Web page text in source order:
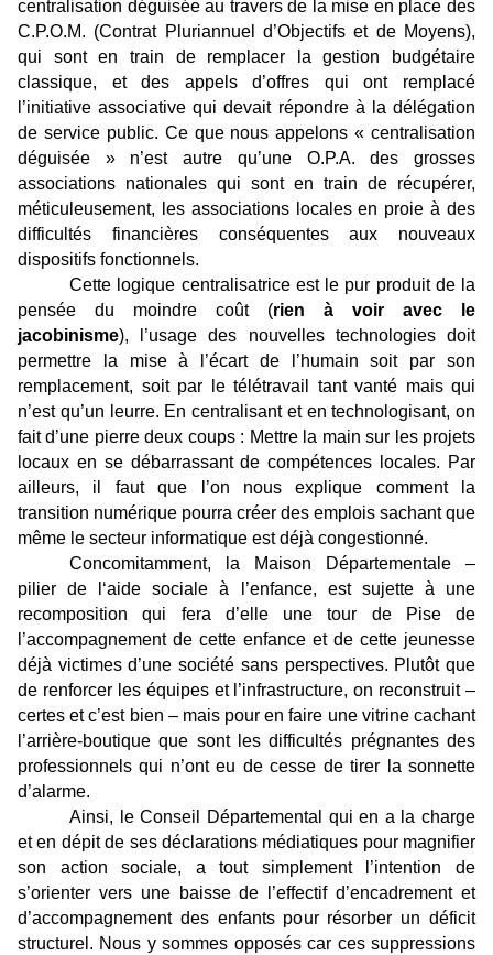
centralisation déguisée au travers de la mise en place des
C.P.O.M. (Contrat Pluriannuel d’Objectifs et de Moyens),
qui sont en train de remplacer la gestion budgétaire
classique, et des appels d’offres qui ont remplacé
l’initiative associative qui devait répondre à la délégation
de service public. Ce que nous appelons « centralisation
déguisée » n’est autre qu’une O.P.A. des grosses
associations nationales qui sont en train de récupérer,
méticuleusement, les associations locales en proie à des
difficultés financières conséquentes aux nouveaux
dispositifs fonctionnels.
Cette logique centralisatrice est le pur produit de la
pensée du moindre coût (rien à voir avec le
jacobinisme), l’usage des nouvelles technologies doit
permettre la mise à l’écart de l’humain soit par son
remplacement, soit par le télétravail tant vanté mais qui
n’est qu’un leurre. En centralisant et en technologisant, on
fait d’une pierre deux coups : Mettre la main sur les projets
locaux en se débarrassant de compétences locales. Par
ailleurs, il faut que l’on nous explique comment la
transition numérique pourra créer des emplois sachant que
même le secteur informatique est déjà congestionné.
Concomitamment, la Maison Départementale –
pilier de l‘aide sociale à l’enfance, est sujette à une
recomposition qui fera d’elle une tour de Pise de
l’accompagnement de cette enfance et de cette jeunesse
déjà victimes d’une société sans perspectives. Plutôt que
de renforcer les équipes et l’infrastructure, on reconstruit –
certes et c’est bien – mais pour en faire une vitrine cachant
l’arrière-boutique que sont les difficultés prégnantes des
professionnels qui n’ont eu de cesse de tirer la sonnette
d’alarme.
Ainsi, le Conseil Départemental qui en a la charge
et en dépit de ses déclarations médiatiques pour magnifier
son action sociale, a tout simplement l’intention de
s’orienter vers une baisse de l’effectif d’encadrement et
d’accompagnement des enfants pour résorber un déficit
structurel. Nous y sommes opposés car ces suppressions